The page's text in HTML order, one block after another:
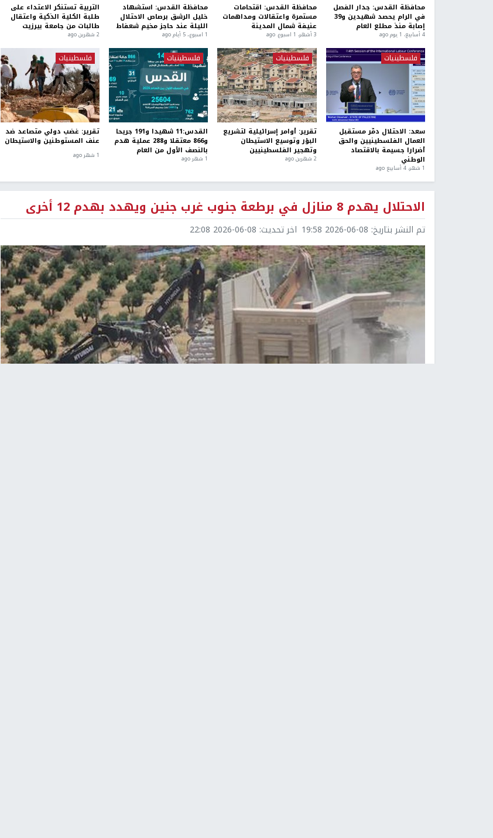
محافظة القدس: جدار الفصل
في الرام يحصد شهيدين و39
إصابة منذ مطلع العام
4 أسابيع، 1 يوم ago
محافظة القدس: اقتحامات
مستمرة واعتقالات ومداهمات
عنيفة شمال المدينة
3 أشهر، 1 اسبوع. ago
محافظة القدس: استشهاد
خليل الرشق برصاص الاحتلال
الليلة عند حاجز مخيم شعفاط
1 اسبوع.، 5 أيام ago
التربية تستنكر الاعتداء على
طلبة الكلية الذكية واعتقال
طالبات من جامعة بيرزيت
2 شهرين ago
فلسطينيات
سعد: الاحتلال دمّر مستقبل
العمال الفلسطينيين والحق
أضرارا جسيمة بالاقتصاد
الوطني
1 شهر، 4 أسابيع ago
فلسطينيات
تقرير: أوامر إسرائيلية لتشريع
البؤر وتوسيع الاستيطان
وتهجير الفلسطينيين
2 شهرين ago
فلسطينيات
القدس:11 شهيدا و191 جريحا
و866 معتقلا و288 عملية هدم
بالنصف الأول من العام
1 شهر ago
فلسطينيات
تقرير: غضب دولي متصاعد ضد
عنف المستوطنين والاستيطان
1 شهر ago
الاحتلال يهدم 8 منازل في برطعة جنوب غرب جنين ويهدد بهدم 12 أخرى
تم النشر بتاريخ: 2026-06-08 19:58 اخر تحديث: 2026-06-08 22:08